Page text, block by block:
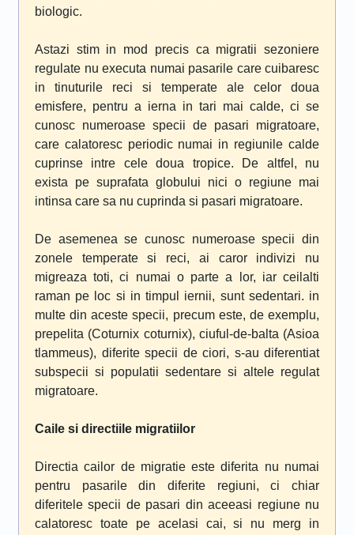
biologic.
Astazi stim in mod precis ca migratii sezoniere
regulate nu executa numai pasarile care cuibaresc
in tinuturile reci si temperate ale celor doua
emisfere, pentru a ierna in tari mai calde, ci se
cunosc numeroase specii de pasari migratoare,
care calatoresc periodic numai in regiunile calde
cuprinse intre cele doua tropice. De altfel, nu
exista pe suprafata globului nici o regiune mai
intinsa care sa nu cuprinda si pasari migratoare.
De asemenea se cunosc numeroase specii din
zonele temperate si reci, ai caror indivizi nu
migreaza toti, ci numai o parte a lor, iar ceilalti
raman pe loc si in timpul iernii, sunt sedentari. in
multe din aceste specii, precum este, de exemplu,
prepelita (Coturnix coturnix), ciuful-de-balta (Asioa
tlammeus), diferite specii de ciori, s-au diferentiat
subspecii si populatii sedentare si altele regulat
migratoare.
Caile si directiile migratiilor
Directia cailor de migratie este diferita nu numai
pentru pasarile din diferite regiuni, ci chiar
diferitele specii de pasari din aceeasi regiune nu
calatoresc toate pe acelasi cai, si nu merg in